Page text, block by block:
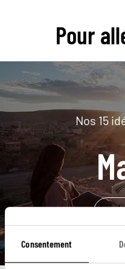
Consentement
Pour
Nos 15